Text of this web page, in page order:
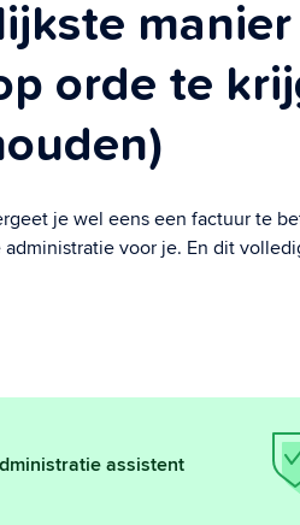
manier
orde te
je wel eens een factuur te
voor je. En dit
assistent